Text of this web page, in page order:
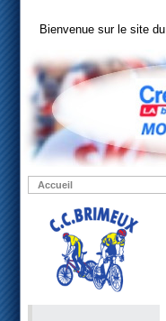
Bienvenue sur le site du
Accueil